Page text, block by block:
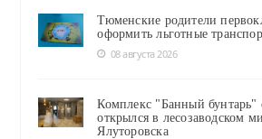
Тюменские родители
оформить льготные
08 августа 2026
Комплекс "Банный бунтарь"
открылся в лесозаводском
Ялуторовска